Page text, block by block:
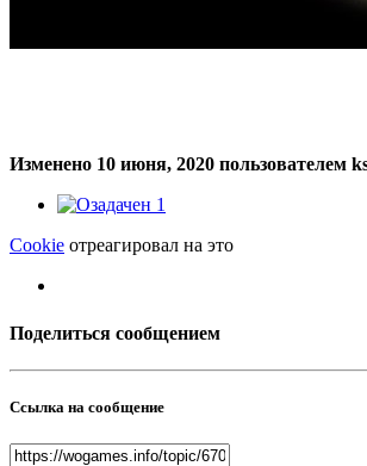
Изменено 10 июня, 2020 пользователем
1
Cookie отреагировал на это
Поделиться сообщением
Ссылка на сообщение